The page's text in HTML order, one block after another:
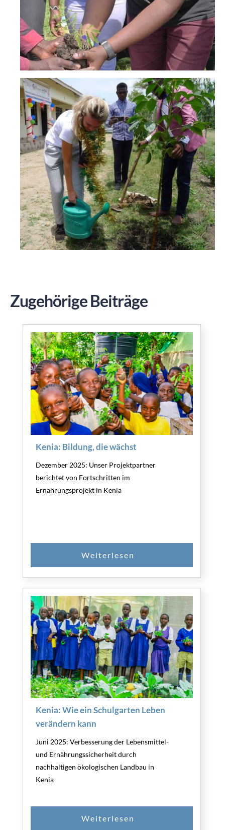
Zugehörige Beiträge
Kenia: Bildung, die wächst
Dezember 2025: Unser Projektpartner
berichtet von Fortschritten im
Ernährungsprojekt in Kenia
Kenia: Wie ein Schulgarten Leben
verändern kann
Juni 2025: Verbesserung der Lebensmittel-
und Ernährungssicherheit durch
nachhaltigen ökologischen Landbau in
Kenia